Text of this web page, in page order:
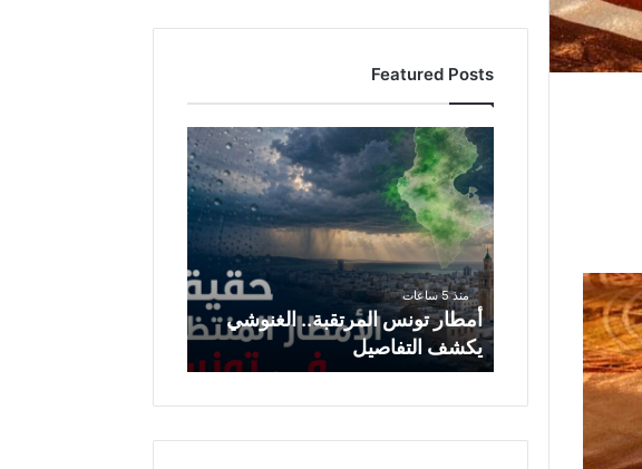
Featured Posts
م
ا
ر
ت
و
س
ا
ل
ت
منذ 5 ساعات
أمطار تونس المرتقبة.. الغنوشي
يكشف التفاصيل